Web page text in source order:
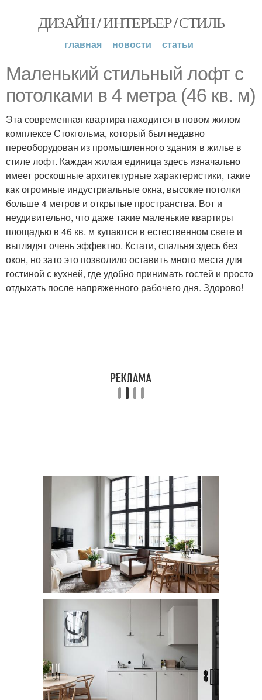
ДИЗАЙН / ИНТЕРЬЕР / СТИЛЬ
главная новости статьи
Маленький стильный лофт с
потолками в 4 метра (46 кв. м)
Эта современная квартира находится в новом жилом
комплексе Стокгольма, который был недавно
переоборудован из промышленного здания в жилье в
стиле лофт. Каждая жилая единица здесь изначально
имеет роскошные архитектурные характеристики, такие
как огромные индустриальные окна, высокие потолки
больше 4 метров и открытые пространства. Вот и
неудивительно, что даже такие маленькие квартиры
площадью в 46 кв. м купаются в естественном свете и
выглядят очень эффектно. Кстати, спальня здесь без
окон, но зато это позволило оставить много места для
гостиной с кухней, где удобно принимать гостей и просто
отдыхать после напряженного рабочего дня. Здорово!